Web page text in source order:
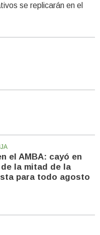
se replicarán en el
el AMBA: cayó en
la mitad de la
para todo agosto